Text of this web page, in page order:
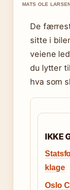
MATS OLE
De
sitte i
veiene
du lytter
hva som
IKKE
klage
Oslo